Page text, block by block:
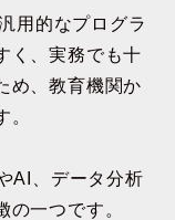
用的なプログラ
く、実務でも十
め、教育機関か
AI、データ分析
一つです。